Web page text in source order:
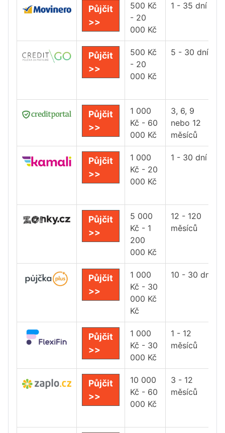
Půjčit
>>
500 Kč
- 20
000 Kč
1 - 35 dní
Půjčit
>>
500 Kč
- 20
000 Kč
5 - 30 dní
Půjčit
>>
1 000
Kč - 60
000 Kč
3, 6, 9
nebo 12
měsíců
Půjčit
>>
1 000
Kč - 20
000 Kč
1 - 30 dní
Půjčit
>>
5 000
Kč - 1
200
000 Kč
12 - 120
měsíců
Půjčit
>>
1 000
Kč - 30
000 Kč
Kč
10 - 30 dní
Půjčit
>>
1 000
Kč - 30
000 Kč
1 - 12
měsíců
Půjčit
>>
10 000
Kč - 60
000 Kč
3 - 12
měsíců